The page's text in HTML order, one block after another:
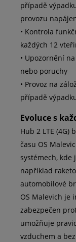
případě
provozu
• Kontrola
každých 12
• Upozornění
nebo poruchy
• Provoz na
případě
Evoluce s
Hub 2 LTE
času OS
systémech,
například
automobilové
OS Malevich je
zabezpečen
umožňuje
vzduchem a